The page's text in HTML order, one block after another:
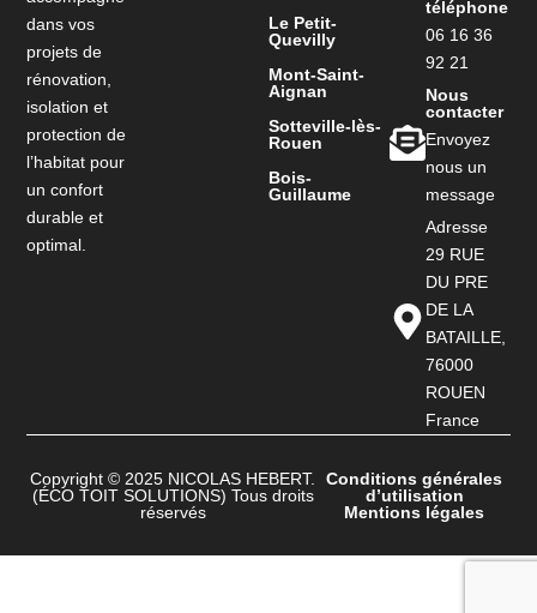
dans vos
projets de
rénovation,
isolation et
protection de
l’habitat pour
un confort
durable et
optimal.
Le Petit-
Quevilly
Mont-Saint-
Aignan
Sotteville-lès-
Rouen
Bois-
Guillaume
téléphone
06 16 36
92 21
Nous
contacter
Envoyez
nous un
message
Adresse
29 RUE
DU PRE
DE LA
BATAILLE,
76000
ROUEN
France
Copyright © 2025 NICOLAS HEBERT.
(ÉCO TOIT SOLUTIONS) Tous droits
réservés
Conditions générales
d’utilisation
Mentions légales